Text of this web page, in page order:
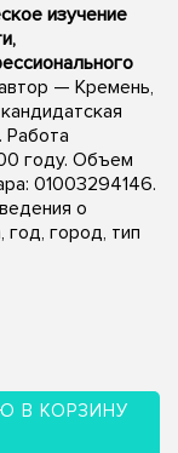
изучение
— Кремень,
Работа
году. Объем
01003294146.
о
год, город, тип
В КОРЗИНУ